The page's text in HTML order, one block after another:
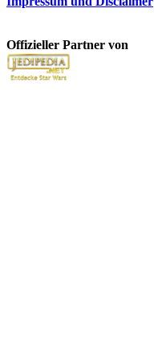
Offizieller Partner von